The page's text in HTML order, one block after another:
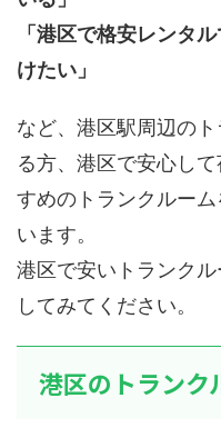
「港区で格安レンタ
けたい」
など、港区駅周辺の
る方、港区で安心し
すめのトランクルー
います。
港区で安いトランク
してみてください。
港区のトランク